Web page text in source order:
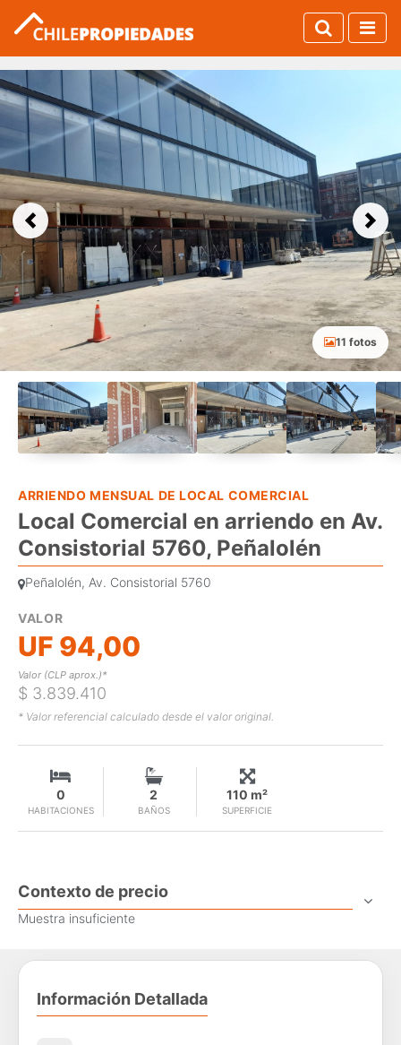
Previous Next
11 fotos
ARRIENDO MENSUAL DE LOCAL COMERCIAL
Local Comercial en arriendo en Av.
Consistorial 5760, Peñalolén
Peñalolén, Av. Consistorial 5760
VALOR
UF 94,00
Valor (CLP aprox.)*
$ 3.839.410
* Valor referencial calculado desde el valor original.
HABITACIONES
0
BAÑOS
2
SUPERFICIE
110 m²
Contexto de precio
Muestra insuficiente
Información Detallada